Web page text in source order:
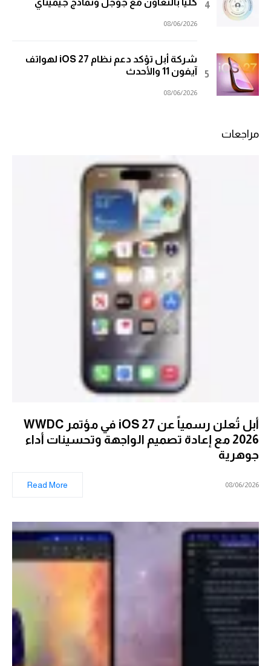
كلياً بالتعاون مع جوجل ونماذج جيميناي
08/06/2026
شركة أبل تؤكد دعم نظام iOS 27 لهواتف
آيفون 11 والأحدث
08/06/2026
مراجعات
أبل تُعلن رسمياً عن iOS 27 في مؤتمر WWDC
2026 مع إعادة تصميم الواجهة وتحسينات أداء
جوهرية
08/06/2026
Read More